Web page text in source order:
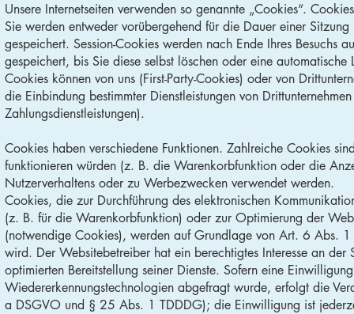
Unsere Internetseiten verwenden so genannte „Cookies“.
Sie werden entweder vorübergehend für die Dauer einer
gespeichert. Session-Cookies werden nach Ende Ihres Besuchs
gespeichert, bis Sie diese selbst löschen oder eine
Cookies können von uns (First-Party-Cookies) oder von
die Einbindung bestimmter Dienstleistungen von
Zahlungsdienstleistungen).
Cookies haben verschiedene Funktionen. Zahlreiche Cookies
funktionieren würden (z. B. die Warenkorbfunktion oder die
Nutzerverhaltens oder zu Werbezwecken verwendet werden.
Cookies, die zur Durchführung des elektronischen
(z. B. für die Warenkorbfunktion) oder zur Optimierung der
(notwendige Cookies), werden auf Grundlage von Art. 6 Abs.
wird. Der Websitebetreiber hat ein berechtigtes Interesse an
optimierten Bereitstellung seiner Dienste. Sofern eine
Wiedererkennungstechnologien abgefragt wurde, erfolgt die
a DSGVO und § 25 Abs. 1 TDDDG); die Einwilligung ist